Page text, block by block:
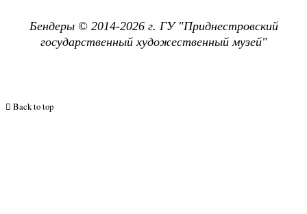
Бендеры © 2014-2026 г. ГУ "Приднестровский
государственный художественный музей"
Back to top